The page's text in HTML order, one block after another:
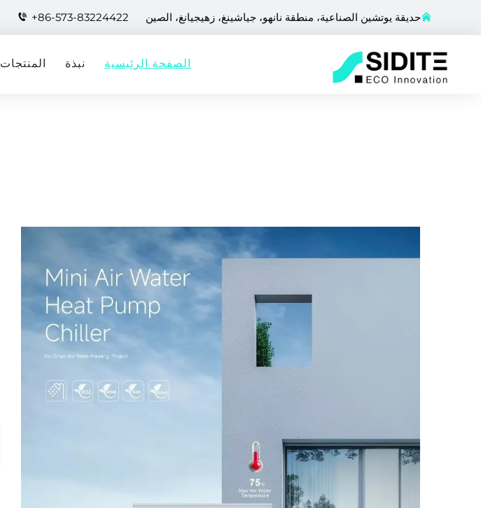
حديقة يوتشين الصناعية، منطقة نانهو، جياشينغ، زهيجيانغ، الصين +86-573-83224422
الصفحة الرئيسية نبذة المنتجات